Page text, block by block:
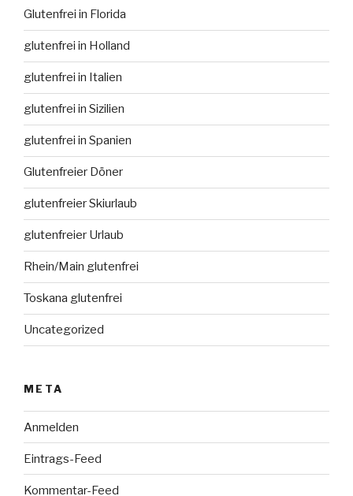
Glutenfrei in Florida
glutenfrei in Holland
glutenfrei in Italien
glutenfrei in Sizilien
glutenfrei in Spanien
Glutenfreier Döner
glutenfreier Skiurlaub
glutenfreier Urlaub
Rhein/Main glutenfrei
Toskana glutenfrei
Uncategorized
META
Anmelden
Eintrags-Feed
Kommentar-Feed